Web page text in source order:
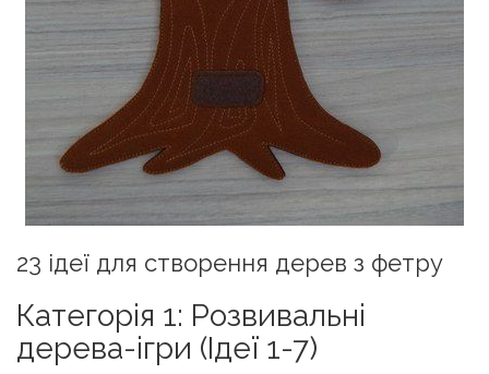
23 ідеї для створення дерев з фетру
Категорія 1: Розвивальні
дерева-ігри (Ідеї 1-7)